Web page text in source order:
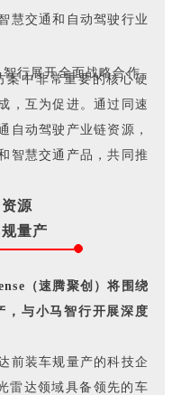
慧交通和自动驾驶行业
中非常重要的核心硬
，互为促进。通过同速
自动驾驶产业链资源，
智慧交通产品，共同推
源
量产
（速腾聚创）将围绕
，与小马智行开展深度
前装车规量产的科技企
雷达领域具备领先的车